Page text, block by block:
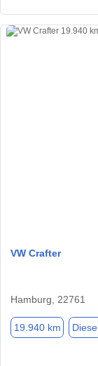
VW Crafter
Hamburg, 22761
19.940 km